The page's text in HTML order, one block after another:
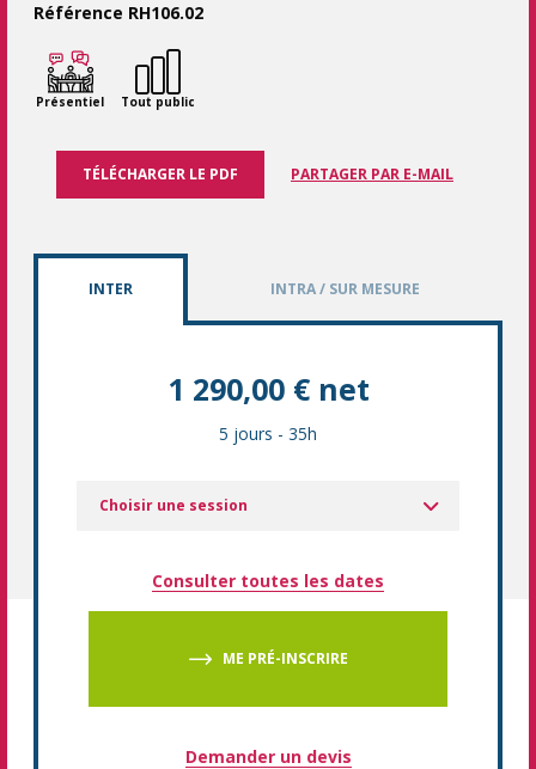
Référence RH106.02
Présentiel Tout public
TÉLÉCHARGER LE PDF PARTAGER PAR E-MAIL
INTER INTRA / SUR MESURE
1 290,00 € net
5 jours - 35h
Choisir une session
Consulter toutes les dates
ME PRÉ-INSCRIRE
Demander un devis